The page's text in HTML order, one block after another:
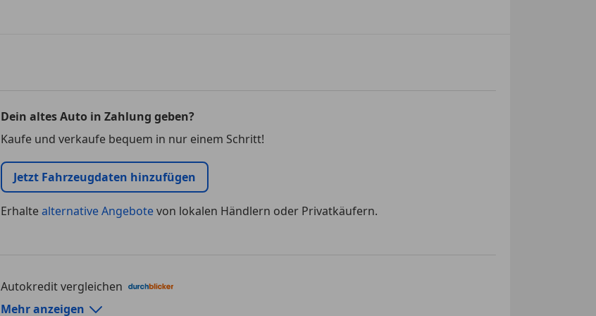
Dein altes Auto in Zahlung geben?
Kaufe und verkaufe bequem in nur einem Schritt!
Jetzt Fahrzeugdaten hinzufügen
Erhaltealternative Angebotevon lokalen Händlern oder Privatkäufern.
Autokredit vergleichen
Autokredit-Rechner von durchblicker.at
Mehr anzeigen